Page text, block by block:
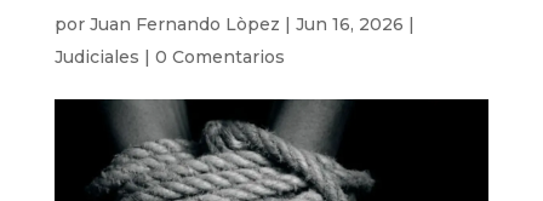
por Juan Fernando Lòpez | Jun 16, 2026 |
Judiciales | 0 Comentarios